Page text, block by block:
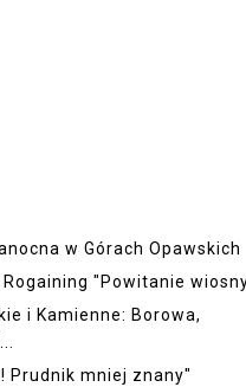
w Górach Opawskich
"Powitanie
i Kamienne: Borowa,
Prudnik mniej znany"